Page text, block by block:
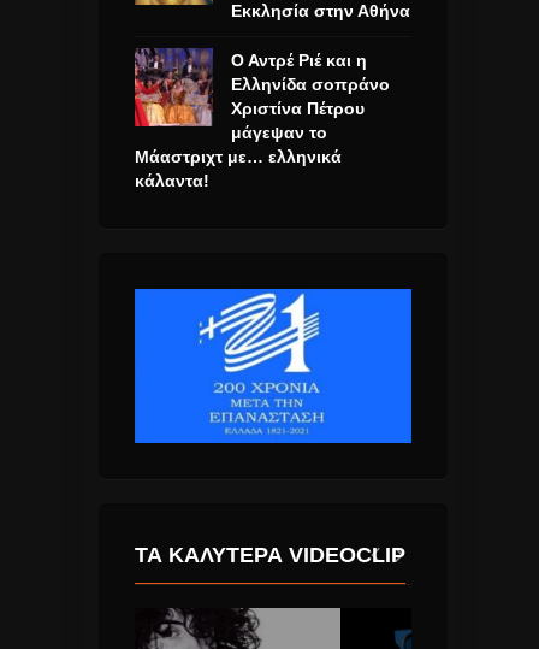
Εκκλησία στην Αθήνα
Ο Αντρέ Ριέ και η
Ελληνίδα σοπράνο
Χριστίνα Πέτρου
μάγεψαν το
Μάαστριχτ με… ελληνικά
κάλαντα!
ΤΑ ΚΑΛΎΤΕΡΑ VIDEOCLIP